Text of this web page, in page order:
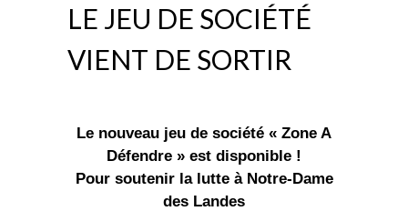
LE JEU DE SOCIÉTÉ
VIENT DE SORTIR
Le nouveau jeu de société « Zone A
Défendre » est disponible !
Pour soutenir la lutte à Notre-Dame
des Landes